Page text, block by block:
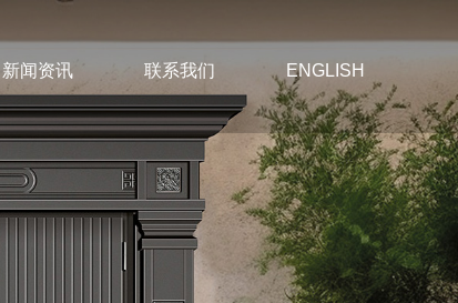
新闻资讯 联系我们 ENGLISH